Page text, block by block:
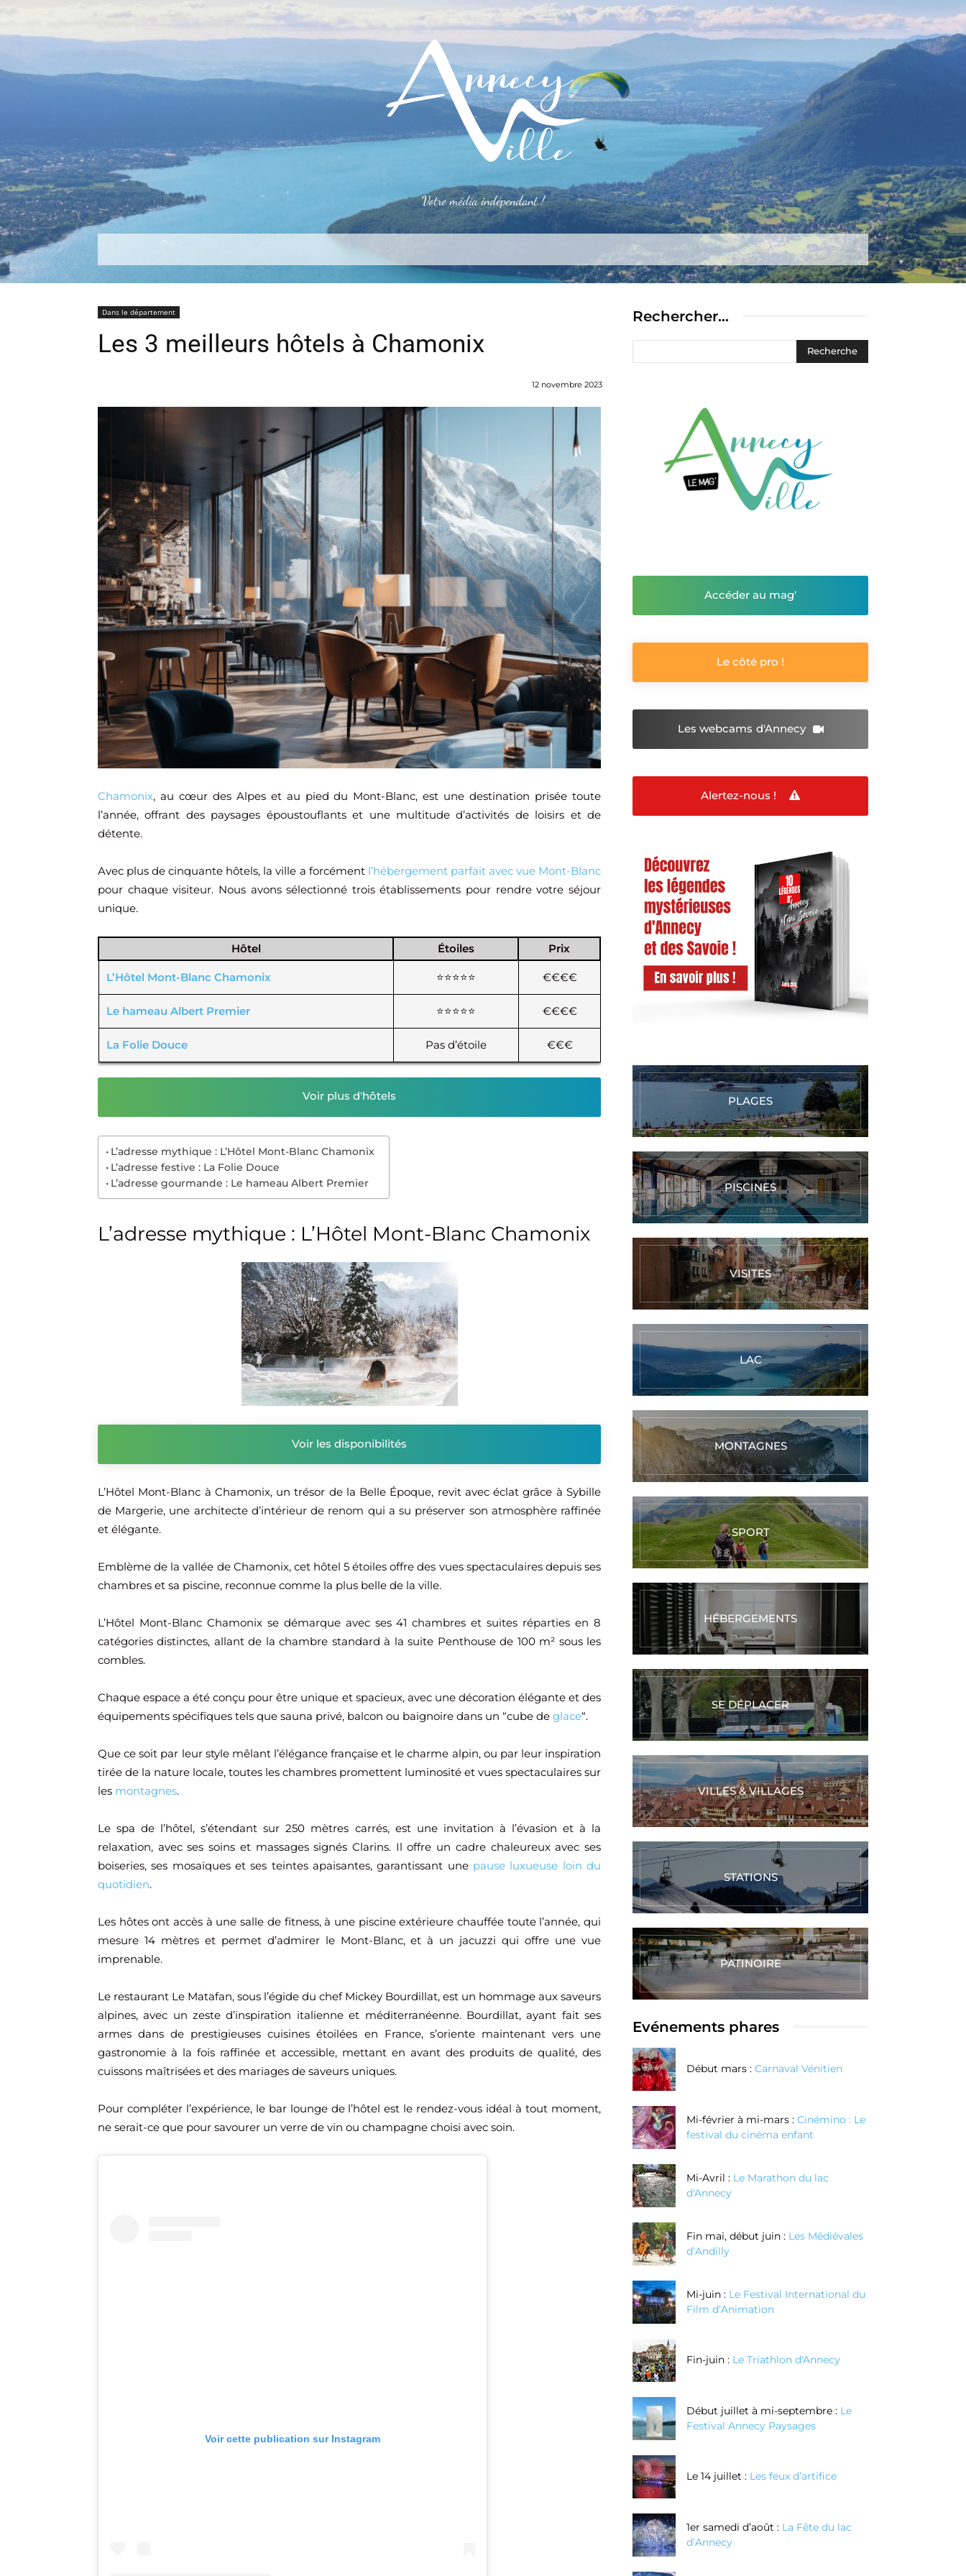
Votre média indépendant !
Alertez-nous Plus
Dans le département
Les 3 meilleurs hôtels à Chamonix
12 novembre 2023
Chamonix, au cœur des Alpes et au pied du Mont-Blanc, est une destination prisée toute
l’année, offrant des paysages époustouflants et une multitude d’activités de loisirs et de
détente.
Avec plus de cinquante hôtels, la ville a forcément l’hébergement parfait avec vue Mont-Blanc
pour chaque visiteur. Nous avons sélectionné trois établissements pour rendre votre séjour
unique.
Hôtel Étoiles Prix
L’Hôtel Mont-Blanc Chamonix ⭐⭐⭐⭐⭐ €€€€
Le hameau Albert Premier ⭐⭐⭐⭐⭐ €€€€
La Folie Douce Pas d’étoile €€€
Voir plus d'hôtels
L’adresse mythique : L’Hôtel Mont-Blanc Chamonix
L’adresse festive : La Folie Douce
L’adresse gourmande : Le hameau Albert Premier
L’adresse mythique : L’Hôtel Mont-Blanc Chamonix
Voir les disponibilités
L’Hôtel Mont-Blanc à Chamonix, un trésor de la Belle Époque, revit avec éclat grâce à Sybille
de Margerie, une architecte d’intérieur de renom qui a su préserver son atmosphère raffinée
et élégante.
Emblème de la vallée de Chamonix, cet hôtel 5 étoiles offre des vues spectaculaires depuis ses
chambres et sa piscine, reconnue comme la plus belle de la ville.
L’Hôtel Mont-Blanc Chamonix se démarque avec ses 41 chambres et suites réparties en 8
catégories distinctes, allant de la chambre standard à la suite Penthouse de 100 m² sous les
combles.
Chaque espace a été conçu pour être unique et spacieux, avec une décoration élégante et des
équipements spécifiques tels que sauna privé, balcon ou baignoire dans un “cube de glace“.
Que ce soit par leur style mêlant l’élégance française et le charme alpin, ou par leur inspiration
tirée de la nature locale, toutes les chambres promettent luminosité et vues spectaculaires sur
les montagnes.
Le spa de l’hôtel, s’étendant sur 250 mètres carrés, est une invitation à l’évasion et à la
relaxation, avec ses soins et massages signés Clarins. Il offre un cadre chaleureux avec ses
boiseries, ses mosaïques et ses teintes apaisantes, garantissant une pause luxueuse loin du
quotidien.
Les hôtes ont accès à une salle de fitness, à une piscine extérieure chauffée toute l’année, qui
mesure 14 mètres et permet d’admirer le Mont-Blanc, et à un jacuzzi qui offre une vue
imprenable.
Le restaurant Le Matafan, sous l’égide du chef Mickey Bourdillat, est un hommage aux saveurs
alpines, avec un zeste d’inspiration italienne et méditerranéenne. Bourdillat, ayant fait ses
armes dans de prestigieuses cuisines étoilées en France, s’oriente maintenant vers une
gastronomie à la fois raffinée et accessible, mettant en avant des produits de qualité, des
cuissons maîtrisées et des mariages de saveurs uniques.
Pour compléter l’expérience, le bar lounge de l’hôtel est le rendez-vous idéal à tout moment,
ne serait-ce que pour savourer un verre de vin ou champagne choisi avec soin.
Voir cette publication sur Instagram
Rechercher…
Accéder au mag'
Le côté pro !
Les webcams d'Annecy
Alertez-nous !
PLAGES
PISCINES
VISITES
LAC
MONTAGNES
SPORT
HÉBERGEMENTS
SE DÉPLACER
VILLES & VILLAGES
STATIONS
PATINOIRE
Evénements phares
Début mars : Carnaval Vénitien
Mi-février à mi-mars : Cinémino : Le
festival du cinéma enfant
Mi-Avril : Le Marathon du lac
d'Annecy
Fin mai, début juin : Les Médiévales
d’Andilly
Mi-juin : Le Festival International du
Film d’Animation
Fin-juin : Le Triathlon d'Annecy
Début juillet à mi-septembre : Le
Festival Annecy Paysages
Le 14 juillet : Les feux d’artifice
1er samedi d’août : La Fête du lac
d’Annecy